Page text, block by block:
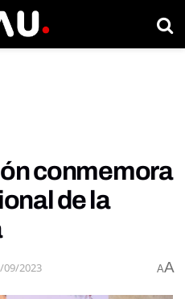
conmemora
de la
09/2023 AA